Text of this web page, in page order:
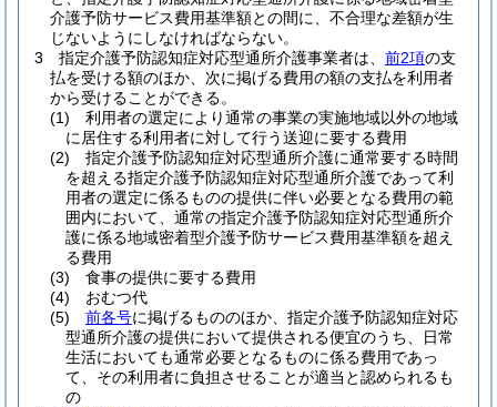
介護予防サービス費用基準額との間に、不合理な差額が生
じないようにしなければならない。
3
指定介護予防認知症対応型通所介護事業者は、 前2項の支
払を受ける額のほか、次に掲げる費用の額の支払を利用者
から受けることができる。
(1)
利用者の選定により通常の事業の実施地域以外の地域
に居住する利用者に対して行う送迎に要する費用
(2)
指定介護予防認知症対応型通所介護に通常要する時間
を超える指定介護予防認知症対応型通所介護であって利
用者の選定に係るものの提供に伴い必要となる費用の範
囲内において、通常の指定介護予防認知症対応型通所介
護に係る地域密着型介護予防サービス費用基準額を超え
る費用
(3)
食事の提供に要する費用
(4)
おむつ代
(5)
前各号に掲げるもののほか、指定介護予防認知症対応
型通所介護の提供において提供される便宜のうち、日常
生活においても通常必要となるものに係る費用であっ
て、その利用者に負担させることが適当と認められるも
の